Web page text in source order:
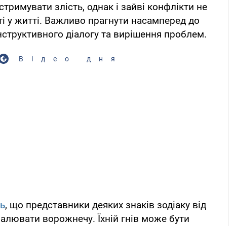
злість, однак і зайві конфлікти не
у житті. Важливо прагнути насамперед до
діалогу та вирішення проблем.
Відео дня
, що представники деяких знаків зодіаку від
ворожнечу. Їхній гнів може бути